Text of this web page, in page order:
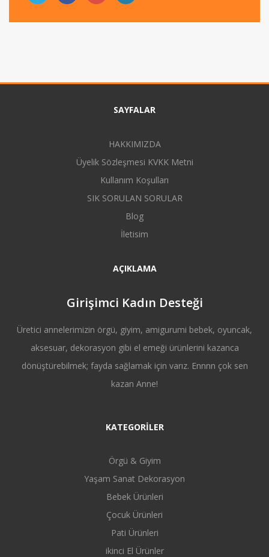
SAYFALAR
HAKKIMIZDA
Üyelik Sözleşmesi KVKK Metni
Kullanım Koşulları
SIK SORULAN SORULAR
Blog
İletisim
AÇIKLAMA
Girişimci Kadın Desteği
Üretici annelerimizin örgü, giyim, amigurumi bebek, oyuncak,
aksesuar, dekorasyon gibi el emeği ürünlerini kazanca
dönüştürebilmek; fayda sağlamak için varız. Ennnn çok sen
kazan Anne!
KATEGORİLER
Örgü & Giyim
Yaşam Sanat Dekorasyon
Bebek Ürünleri
Çocuk Ürünleri
Pati Ürünleri
ikinci El Ürünler